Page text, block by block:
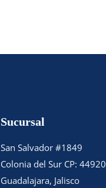
Sucursal
San Salvador #1849
Colonia del Sur CP: 44920
Guadalajara, Jalisco